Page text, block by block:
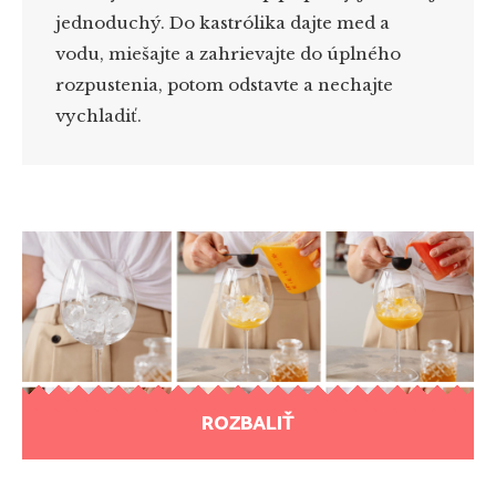
jednoduchý. Do kastrólika dajte med a
vodu, miešajte a zahrievajte do úplného
rozpustenia, potom odstavte a nechajte
vychladiť.
ROZBALIŤ